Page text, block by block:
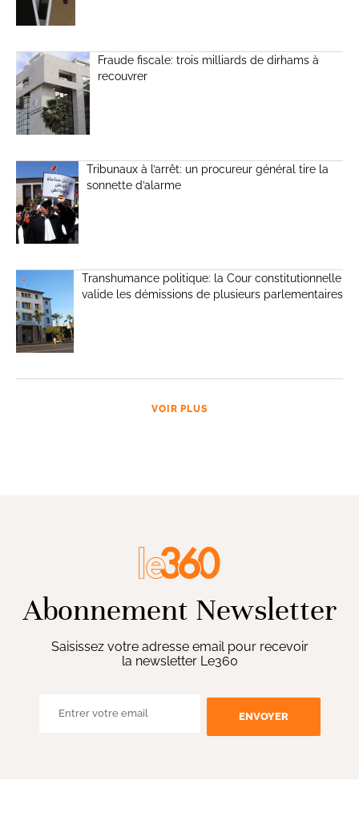
Fraude fiscale: trois milliards de dirhams à
recouvrer
Tribunaux à l’arrêt: un procureur général tire la
sonnette d’alarme
Transhumance politique: la Cour constitutionnelle
valide les démissions de plusieurs parlementaires
VOIR PLUS
Abonnement Newsletter
Saisissez votre adresse email pour recevoir
la newsletter Le360
ENVOYER